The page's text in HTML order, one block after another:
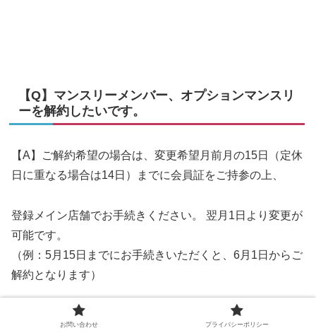
【Q】マンスリーメンバー、オプションマンスリ
ーを解約したいです。
【A】ご解約希望の場合は、変更希望月前月の15日（定休
日に重なる場合は14日）までに会員証をご持参の上、
登録メイン店舗でお手続きください。 翌月1日より変更が
可能です。
（例：5月15日までにお手続きいただくと、6月1日からご
解約となります）
※お電話やWebでは解約お手続きを受け付けておりませ
お問い合わせ プライバシーポリシー